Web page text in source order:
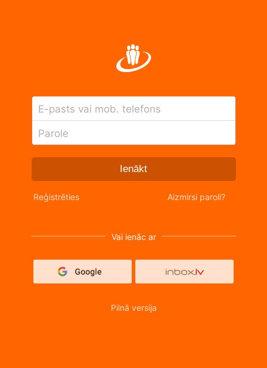
E-pasts vai mob. telefons
Parole
Ienākt
Reģistrēties Aizmirsi paroli?
Vai ienāc ar
Pilnā versija